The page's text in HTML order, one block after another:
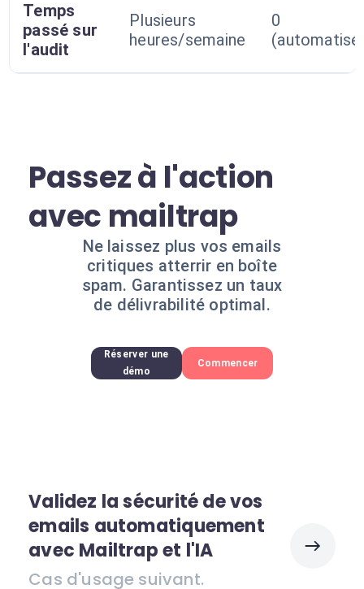
Temps
passé sur
l'audit
Plusieurs
heures/semaine
0
Passez à l'action
avec mailtrap
Ne laissez plus vos emails
critiques atterrir en boîte
spam. Garantissez un taux
de délivrabilité optimal.
Réserver une
démo
Commencer
Validez la sécurité de vos
emails automatiquement
avec Mailtrap et l'IA
Cas d'usage suivant.